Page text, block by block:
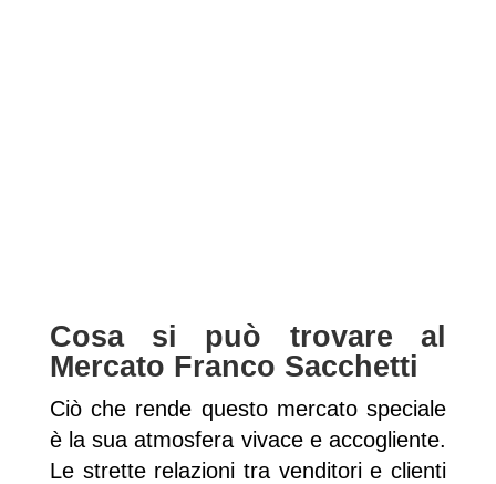
Cosa si può trovare al
Mercato Franco Sacchetti
Ciò che rende questo mercato speciale
è la sua atmosfera vivace e accogliente.
Le strette relazioni tra venditori e clienti